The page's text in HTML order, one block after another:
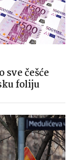
sve češće
foliju